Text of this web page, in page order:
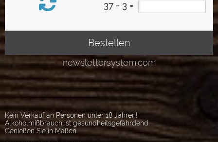
Kein Verkauf an Personen unter 18 Jahren!
Alkoholmißbrauch ist gesundheitsgefährdend.
Genießen Sie in Maßen.